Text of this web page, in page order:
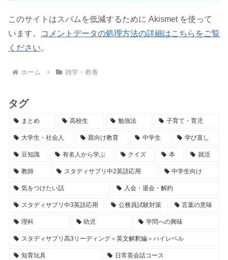
このサイトはスパムを低減するために Akismet を使って
います。
コメントデータの処理方法の詳細はこちらをご覧
ください。
ホーム 雑学・教養
タグ
まとめ 高校生 勉強法 子育て・育児
大学生・社会人 親向け教育 中学生 学び直し
豆知識 有名人から学ぶ クイズ 本 就活
教師 スタディサプリ中2英語応用 中学生向け
気をつけたい話 入会・退会・解約
スタディサプリ中3英語応用 公務員試験対策 言葉の意味
理科 幼児 学問への興味
スタディサプリ高3リーディング＜英文解釈編＞ハイレベル
知育玩具 日常英会話コース